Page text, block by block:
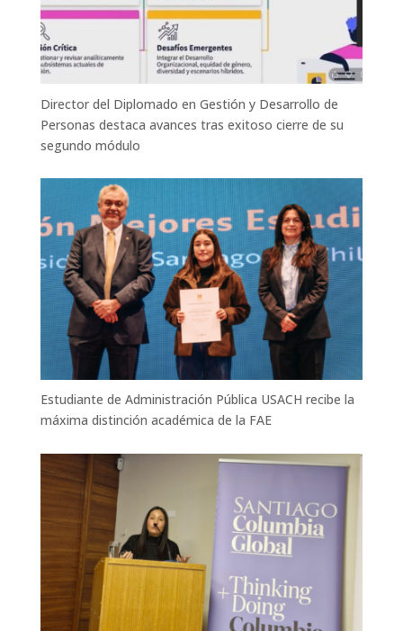
Director del Diplomado en Gestión y Desarrollo de
Personas destaca avances tras exitoso cierre de su
segundo módulo
Estudiante de Administración Pública USACH recibe la
máxima distinción académica de la FAE